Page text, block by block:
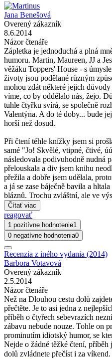
Jana Benešová
Overený zákazník
8.6.2014
Názor čtenáře
Zápletka je jednoduchá a plná
humoru. Martin, Maureen, JJ a
věžáku Toppers' House - s
životy jsou podělané různým
mohou zdát některé jejich
víme, co by oddělalo nás, žejo.
tuhle čtyřku svírá, se společně
Valentýna. A do té doby... bude
horší než dosud.
Při čtení téhle knížky jsem si
samé "Jo! Skvělé, vtipné, čtivé,
následovala podivuhodně nudná
přelouskala a div jsem knihu
přežila a dobře jsem udělala,
a já se zase báječně bavila a
bláznů. Trochu zvláštní, ale ve
Čítať viac
reagovať
1 pozitívne hodnotenie1
0 negatívne hodnotenia0
Recenzia z iného vydania (2014)
Barbora Votavová
Overený zákazník
2.5.2014
Názor čtenáře
Než na Dlouhou cestu dolů
přečtěte. Je to asi jedna z
příběh o čtyřech sebevrazích
zábavu nebude nouze. Tohle on
prominutím idiotský humor, se
Nejde o žádné těžké čtení,
dolů zvládnete přečíst i za víkend.